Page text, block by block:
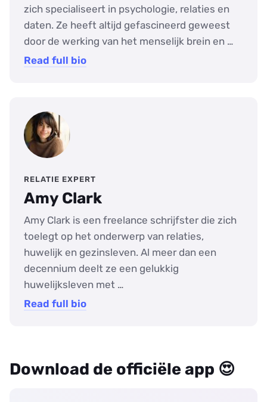
zich specialiseert in psychologie, relaties en
daten. Ze heeft altijd gefascineerd geweest
door de werking van het menselijk brein en …
Read full bio
RELATIE EXPERT
Amy Clark
Amy Clark is een freelance schrijfster die zich
toelegt op het onderwerp van relaties,
huwelijk en gezinsleven. Al meer dan een
decennium deelt ze een gelukkig
huwelijksleven met …
Read full bio
Download de officiële app 😍